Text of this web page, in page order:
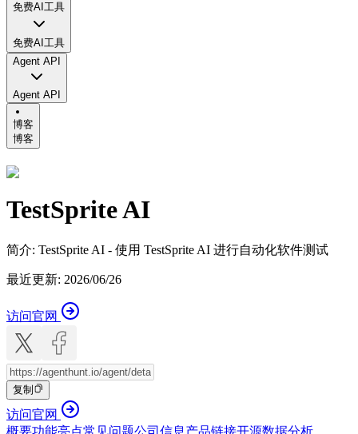
免费AI工具
免费AI工具
Agent API
Agent API
博客
博客
TestSprite AI
简介: TestSprite AI - 使用 TestSprite AI 进行自动化软件测试
最近更新: 2026/06/26
访问官网
复制
访问官网
概要功能亮点常见问题公司信息产品链接开源数据分析